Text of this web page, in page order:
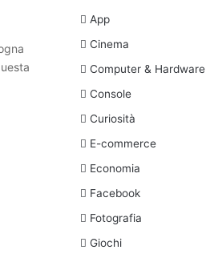
App
Cinema
Computer & Hardware
Console
Curiosità
E-commerce
Economia
Facebook
Fotografia
Giochi